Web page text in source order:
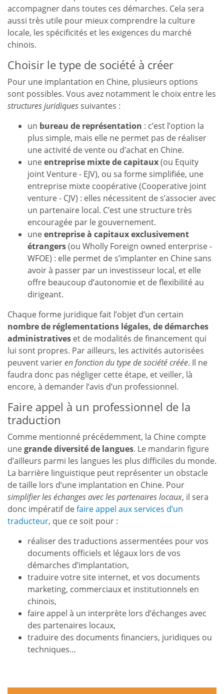
accompagner dans toutes ces démarches. Cela sera
aussi très utile pour mieux comprendre la culture
locale, les spécificités et les exigences du marché
chinois.
Choisir le type de société à créer
Pour une implantation en Chine, plusieurs options
sont possibles. Vous avez notamment le choix entre les
structures juridiquessuivantes :
un bureau de représentation : c’est l’option la
plus simple, mais elle ne permet pas de réaliser
une activité de vente ou d’achat en Chine.
uneentreprise mixte de capitaux(ou Equity
joint Venture - EJV), ou sa forme simplifiée, une
entreprise mixte coopérative (Cooperative joint
venture - CJV) : elles nécessitent de s’associer avec
un partenaire local. C’est une structure très
encouragée par le gouvernement.
uneentreprise à capitaux exclusivement
étrangers(ou Wholly Foreign owned enterprise -
WFOE) : elle permet de s’implanter en Chine sans
avoir à passer par un investisseur local, et elle
offre beaucoup d’autonomie et de flexibilité au
dirigeant.
Chaque forme juridique fait l’objet d’un certain
nombre de réglementations légales, de démarches
administratives et de modalités de financement qui
lui sont propres. Par ailleurs, les activités autorisées
peuvent varieren fonction du type de société créée. Il ne
faudra donc pas négliger cette étape, et veiller, là
encore, à demander l’avis d’un professionnel.
Faire appel à un professionnel de la
traduction
Comme mentionné précédemment, la Chine compte
unegrande diversité de langues. Le mandarin figure
d’ailleurs parmi les langues les plus difficiles du monde.
La barrière linguistique peut représenter un obstacle
de taille lors d’une implantation en Chine. Pour
simplifier les échanges avec les partenaires locaux, il sera
donc impératif defaire appel aux services d’un
traducteur, que ce soit pour :
réaliser des traductions assermentées pour vos
documents officiels et légaux lors de vos
démarches d’implantation,
traduire votre site internet, et vos documents
marketing, commerciaux et institutionnels en
chinois,
faire appel à un interprète lors d’échanges avec
des partenaires locaux,
traduire des documents financiers, juridiques ou
techniques…